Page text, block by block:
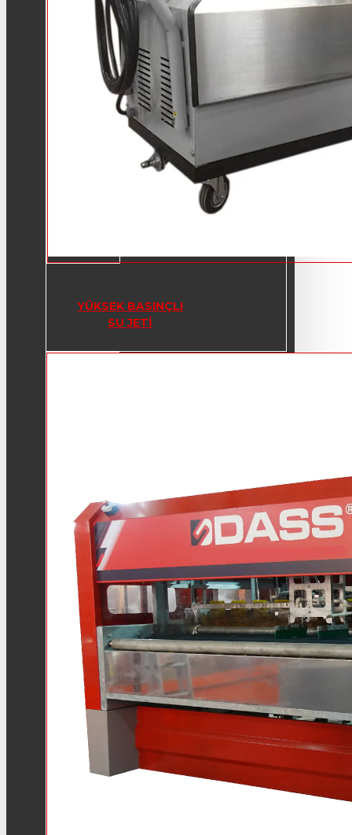
YÜKSEK BASINÇLI
SU JETI